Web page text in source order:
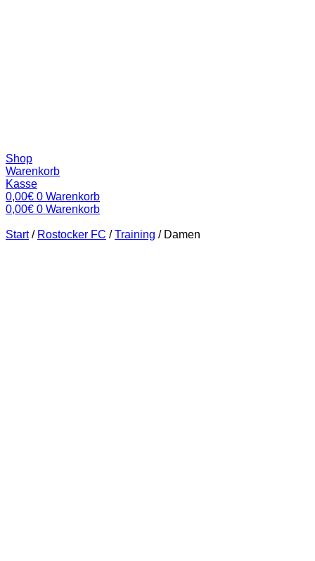
Shop
Warenkorb
Kasse
0,00€ 0 Warenkorb
0,00€ 0 Warenkorb
Start / Rostocker FC / Training /Damen